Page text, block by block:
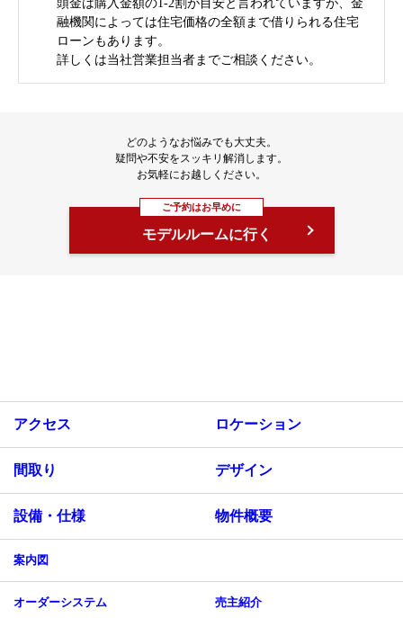
頭金は購入金額の1-2割が目安と言われていますが、金
融機関によっては住宅価格の全額まで借りられる住宅
ローンもあります。
詳しくは当社営業担当者までご相談ください。
どのようなお悩みでも大丈夫。
疑問や不安をスッキリ解消します。
お気軽にお越しください。
ご予約はお早めに
モデルルームに行く
アクセス ロケーション
間取り デザイン
設備・仕様 物件概要
案内図
オーダーシステム 売主紹介